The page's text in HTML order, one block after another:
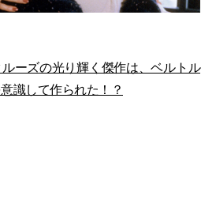
ルーズの光り輝く傑作は、ベルトル
識して作られた！？